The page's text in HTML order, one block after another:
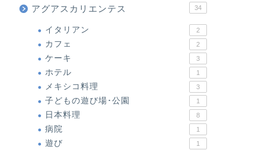
アグアスカリエンテス 34
イタリアン 2
カフェ 2
ケーキ 3
ホテル 1
メキシコ料理 3
子どもの遊び場･公園 1
日本料理 8
病院 1
遊び 1